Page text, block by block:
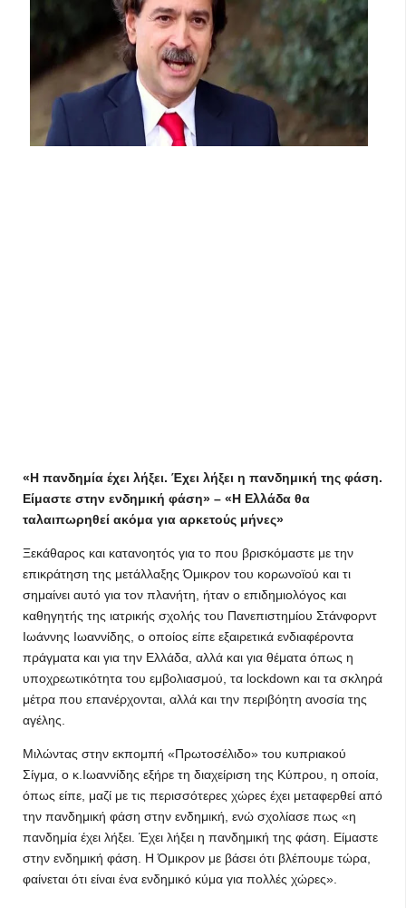
«Η πανδημία έχει λήξει. Έχει λήξει η πανδημική της φάση.
Είμαστε στην ενδημική φάση» – «Η Ελλάδα θα
ταλαιπωρηθεί ακόμα για αρκετούς μήνες»
Ξεκάθαρος και κατανοητός για το που βρισκόμαστε με την
επικράτηση της μετάλλαξης Όμικρον του κορωνοϊού και τι
σημαίνει αυτό για τον πλανήτη, ήταν ο επιδημιολόγος και
καθηγητής της ιατρικής σχολής του Πανεπιστημίου Στάνφορντ
Ιωάννης Ιωαννίδης, ο οποίος είπε εξαιρετικά ενδιαφέροντα
πράγματα και για την Ελλάδα, αλλά και για θέματα όπως η
υποχρεωτικότητα του εμβολιασμού, τα lockdown και τα σκληρά
μέτρα που επανέρχονται, αλλά και την περιβόητη ανοσία της
αγέλης.
Μιλώντας στην εκπομπή «Πρωτοσέλιδο» του κυπριακού
Σίγμα, ο κ.Ιωαννίδης εξήρε τη διαχείριση της Κύπρου, η οποία,
όπως είπε, μαζί με τις περισσότερες χώρες έχει μεταφερθεί από
την πανδημική φάση στην ενδημική, ενώ σχολίασε πως «η
πανδημία έχει λήξει. Έχει λήξει η πανδημική της φάση. Είμαστε
στην ενδημική φάση. Η Όμικρον με βάσει ότι βλέπουμε τώρα,
φαίνεται ότι είναι ένα ενδημικό κύμα για πολλές χώρες».